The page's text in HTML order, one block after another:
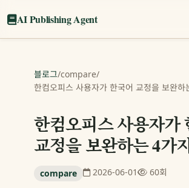
AI Publishing Agent
블로그/compare/
한컴오피스 사용자가 한국어 교정을 보완하
한컴오피스 사용자가
교정을 보완하는 4가
compare 2026-06-01 60회